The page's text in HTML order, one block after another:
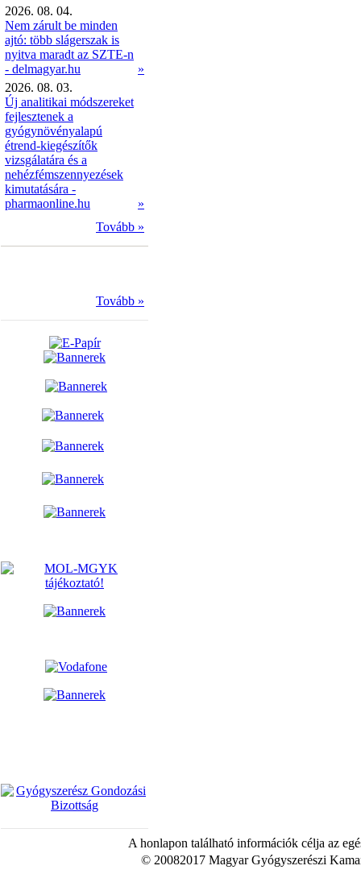
2026. 08. 04.
Nem zárult be minden
ajtó: több slágerszak is
nyitva maradt az SZTE-n
- delmagyar.hu
»
2026. 08. 03.
Új analitikai módszereket
fejlesztenek a
gyógynövényalapú
étrend-kiegészítők
vizsgálatára és a
nehézfémszennyezések
kimutatására -
pharmaonline.hu
»
Tovább »
Tovább »
A honlapon található információk célja az
© 20082017 Magyar Gyógyszerészi